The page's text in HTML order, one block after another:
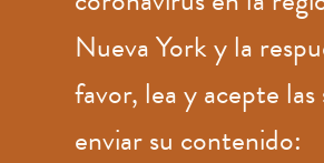
Nueva York y la
favor, lea y acepte
enviar su contenido: